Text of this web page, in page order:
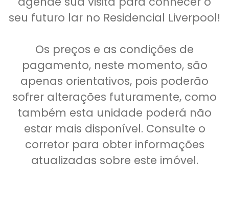
seu futuro lar no Residencial Liverpool!
Os preços e as condições de
pagamento, neste momento, são
apenas orientativos, pois poderão
sofrer alterações futuramente, como
também esta unidade poderá não
estar mais disponível. Consulte o
corretor para obter informações
atualizadas sobre este imóvel.